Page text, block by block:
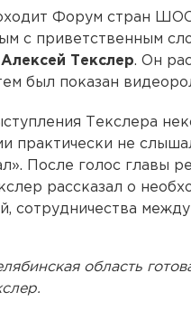
Форум стран
с приветственным
Алексей Текслер. Он
был показан
Текслера
практически не
После голос главы
рассказал о
сотрудничества
область